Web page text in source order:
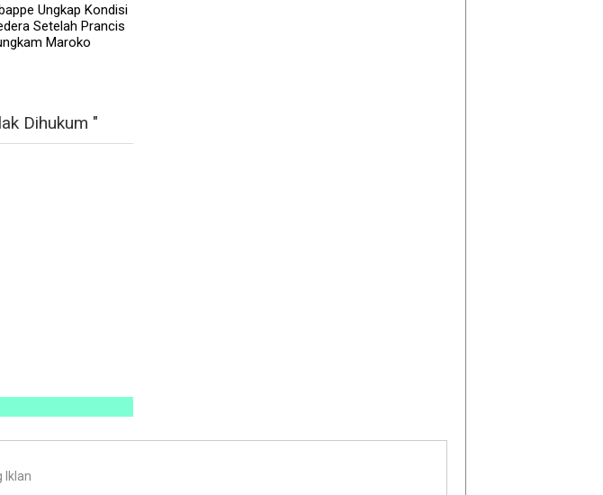
Ungkap Kondisi
Setelah Prancis
Maroko
Dihukum "
Iklan